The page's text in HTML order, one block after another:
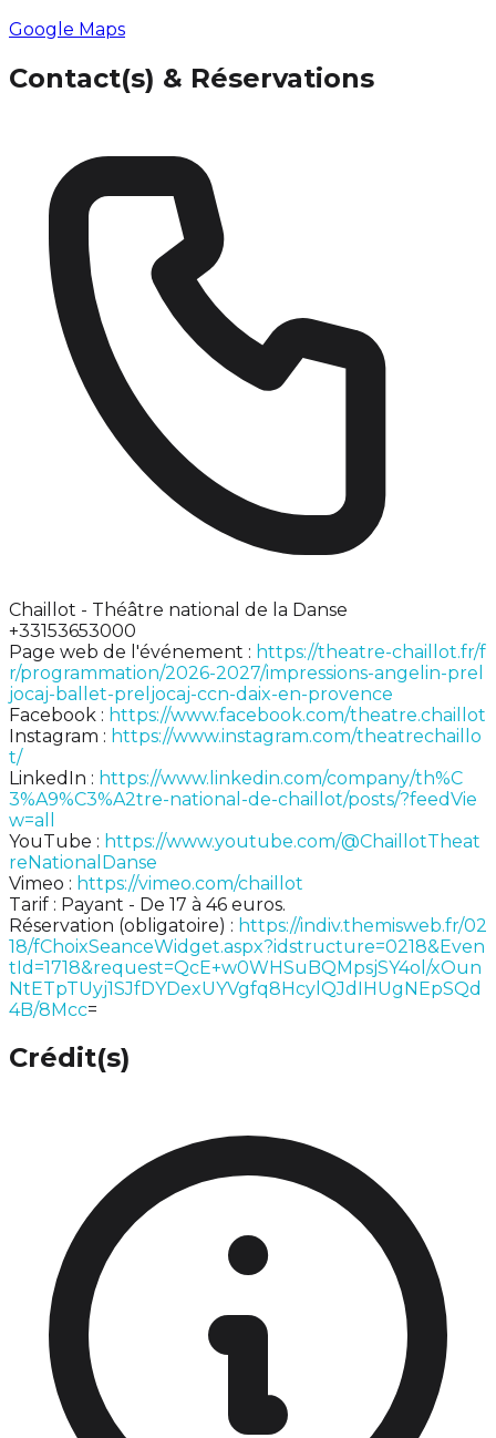
Google Maps
Contact(s) & Réservations
Chaillot - Théâtre national de la Danse
+33153653000
Page web de l'événement : https://theatre-chaillot.fr/f
r/programmation/2026-2027/impressions-angelin-prel
jocaj-ballet-preljocaj-ccn-daix-en-provence
Facebook : https://www.facebook.com/theatre.chaillot
Instagram : https://www.instagram.com/theatrechaillo
t/
LinkedIn : https://www.linkedin.com/company/th%C
3%A9%C3%A2tre-national-de-chaillot/posts/?feedVie
w=all
YouTube : https://www.youtube.com/@ChaillotTheat
reNationalDanse
Vimeo : https://vimeo.com/chaillot
Tarif : Payant - De 17 à 46 euros.
Réservation (obligatoire) : https://indiv.themisweb.fr/02
18/fChoixSeanceWidget.aspx?idstructure=0218&Even
tId=1718&request=QcE+w0WHSuBQMpsjSY4ol/xOun
NtETpTUyj1SJfDYDexUYVgfq8HcylQJdIHUgNEpSQd
4B/8Mcc=
Crédit(s)